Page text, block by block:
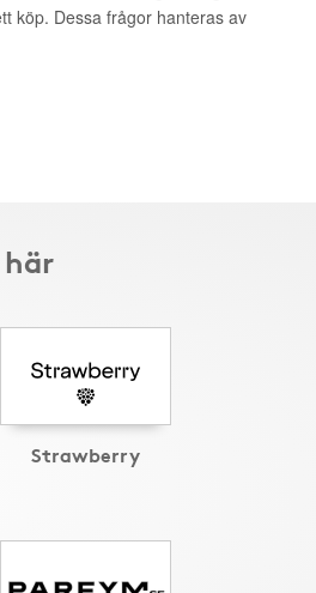
köp. Dessa frågor hanteras av
Strawberry